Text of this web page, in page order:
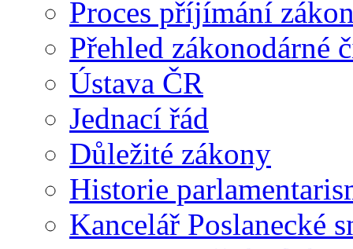
Proces příjímání
Přehled zákonodárné
Ústava ČR
Jednací řád
Důležité zákony
Historie
Kancelář Poslanecké